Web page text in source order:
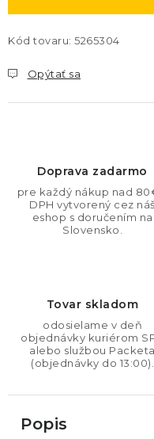
Kód tovaru: 5265304
Opýtať sa
Doprava zadarmo
pre každý nákup nad
DPH vytvorený cez náš
eshop s doručením na
Slovensko.
Tovar skladom
odosielame v deň
objednávky kuriérom
alebo službou Packeta
(objednávky do 13:00).
Popis